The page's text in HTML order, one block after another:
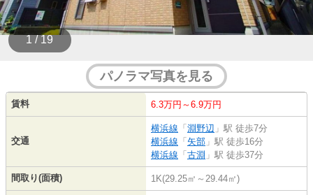
1 / 19
パノラマ写真を見る
賃料 6.3万円～6.9万円
交通
横浜線 「 淵野辺 」駅 徒歩7分
横浜線 「 矢部 」駅 徒歩16分
横浜線 「 古淵 」駅 徒歩37分
間取り(面積) 1K(29.25㎡～29.44㎡)